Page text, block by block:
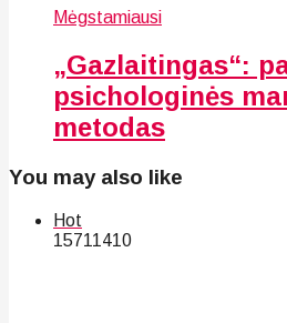
Mėgstamiausi
„Gazlaitingas“:
psichologinės
metodas
You may also like
Hot
15711410